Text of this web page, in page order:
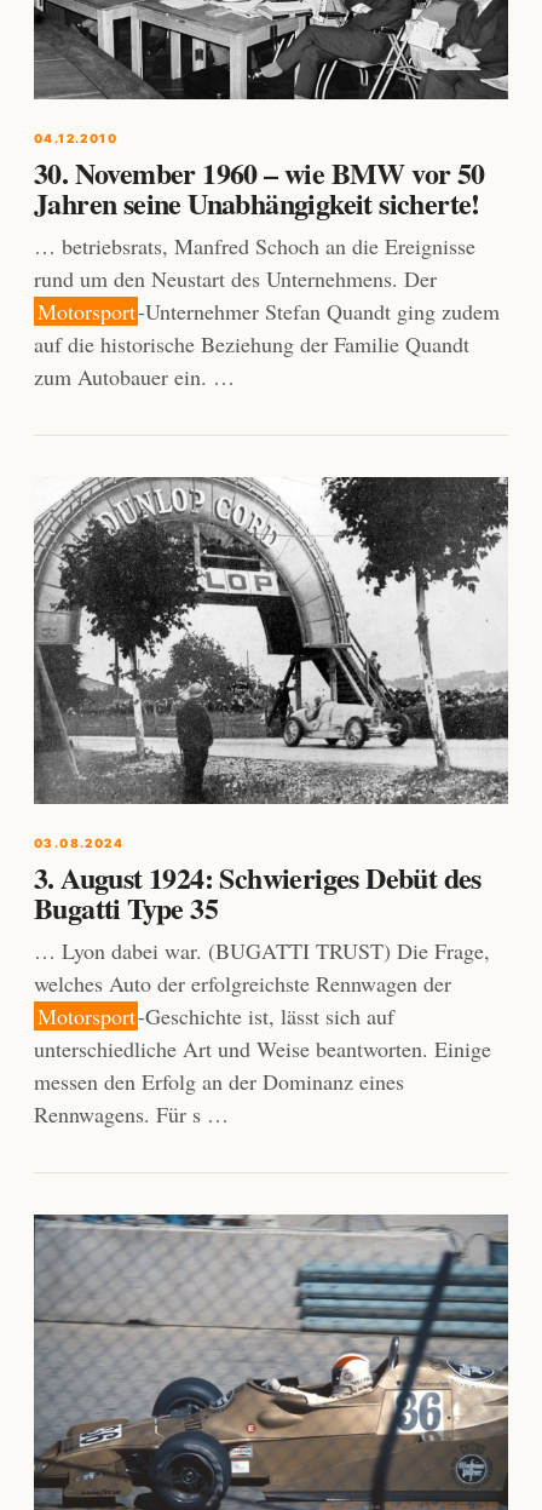
04.12.2010
30. November 1960 – wie BMW vor 50
Jahren seine Unabhängigkeit sicherte!
… betriebsrats, Manfred Schoch an die Ereignisse
rund um den Neustart des Unternehmens. Der
Motorsport-Unternehmer Stefan Quandt ging zudem
auf die historische Beziehung der Familie Quandt
zum Autobauer ein. …
03.08.2024
3. August 1924: Schwieriges Debüt des
Bugatti Type 35
… Lyon dabei war. (BUGATTI TRUST) Die Frage,
welches Auto der erfolgreichste Rennwagen der
Motorsport-Geschichte ist, lässt sich auf
unterschiedliche Art und Weise beantworten. Einige
messen den Erfolg an der Dominanz eines
Rennwagens. Für s …